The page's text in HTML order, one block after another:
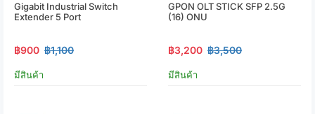
Gigabit Industrial Switch
Extender 5 Port
฿900 ฿1,100
มีสินค้า
GPON OLT STICK SFP 2.5G
(16) ONU
฿3,200 ฿3,500
มีสินค้า